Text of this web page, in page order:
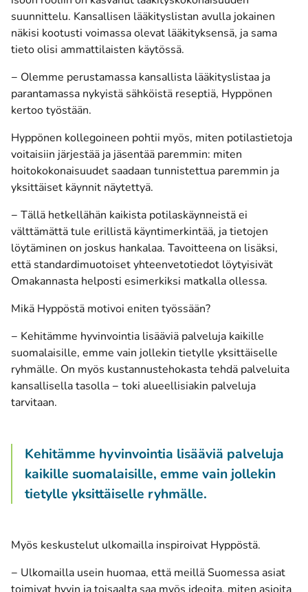
suunnittelu. Kansallisen lääkityslistan avulla jokainen
näkisi kootusti voimassa olevat lääkityksensä, ja sama
tieto olisi ammattilaisten käytössä.
− Olemme perustamassa kansallista lääkityslistaa ja
parantamassa nykyistä sähköistä reseptiä, Hyppönen
kertoo työstään.
Hyppönen kollegoineen pohtii myös, miten potilastietoja
voitaisiin järjestää ja jäsentää paremmin: miten
hoitokokonaisuudet saadaan tunnistettua paremmin ja
yksittäiset käynnit näytettyä.
− Tällä hetkellähän kaikista potilaskäynneistä ei
välttämättä tule erillistä käyntimerkintää, ja tietojen
löytäminen on joskus hankalaa. Tavoitteena on lisäksi,
että standardimuotoiset yhteenvetotiedot löytyisivät
Omakannasta helposti esimerkiksi matkalla ollessa.
Mikä Hyppöstä motivoi eniten työssään?
− Kehitämme hyvinvointia lisääviä palveluja kaikille
suomalaisille, emme vain jollekin tietylle yksittäiselle
ryhmälle. On myös kustannustehokasta tehdä palveluita
kansallisella tasolla − toki alueellisiakin palveluja
tarvitaan.
Kehitämme hyvinvointia lisääviä palveluja
kaikille suomalaisille, emme vain jollekin
tietylle yksittäiselle ryhmälle.
Myös keskustelut ulkomailla inspiroivat Hyppöstä.
− Ulkomailla usein huomaa, että meillä Suomessa asiat
toimivat hyvin ja toisaalta saa myös ideoita, miten asioita